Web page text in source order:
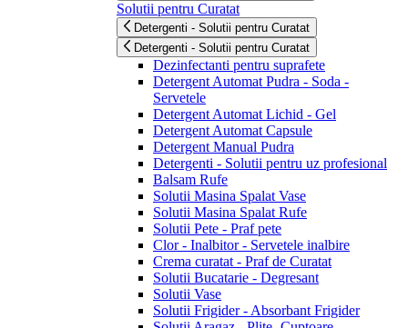
Solutii pentru Curatat
Detergenti - Solutii pentru Curatat
Detergenti - Solutii pentru Curatat
Dezinfectanti pentru suprafete
Detergent Automat Pudra - Soda -
Servetele
Detergent Automat Lichid - Gel
Detergent Automat Capsule
Detergent Manual Pudra
Detergenti - Solutii pentru uz profesional
Balsam Rufe
Solutii Masina Spalat Vase
Solutii Masina Spalat Rufe
Solutii Pete - Praf pete
Clor - Inalbitor - Servetele inalbire
Crema curatat - Praf de Curatat
Solutii Bucatarie - Degresant
Solutii Vase
Solutii Frigider - Absorbant Frigider